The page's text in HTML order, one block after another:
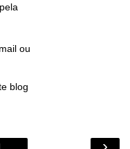
ou
blog